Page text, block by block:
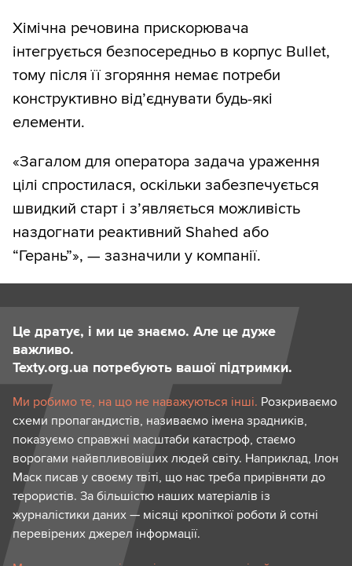
Хімічна речовина прискорювача
інтегрується безпосередньо в корпус Bullet,
тому після її згоряння немає потреби
конструктивно від’єднувати будь-які
елементи.
«Загалом для оператора задача ураження
цілі спростилася, оскільки забезпечується
швидкий старт і з’являється можливість
наздогнати реактивний Shahed або
“Герань”», — зазначили у компанії.
Це дратує, і ми це знаємо. Але це дуже
важливо.
Texty.org.ua потребують вашої підтримки.
Ми робимо те, на що не наважуються інші. Розкриваємо
схеми пропагандистів, називаємо імена зрадників,
показуємо справжні масштаби катастроф, стаємо
ворогами найвпливовіших людей світу. Наприклад, Ілон
Маск писав у своєму твіті, що нас треба прирівняти до
терористів. За більшістю наших матеріалів із
журналістики даних — місяці кропіткої роботи й сотні
перевірених джерел інформації.